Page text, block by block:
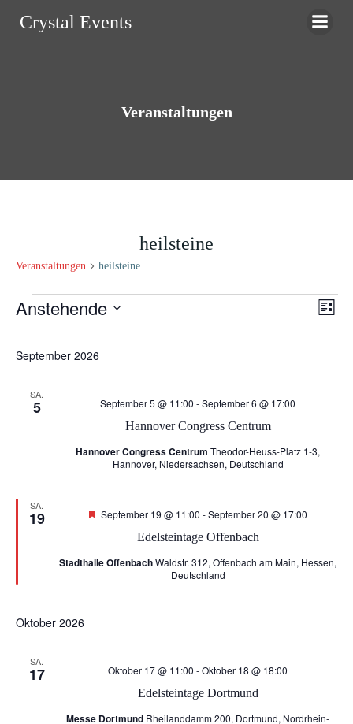
Crystal Events
Veranstaltungen
heilsteine
Veranstaltungen heilsteine
Veranstaltungen
A
n
c
e
n
V
e
a
Liste
Anstehende
wählen.
September 2026
SA.
5
Hannover Congress Centrum
September 5 @ 11:00 -September 6 @ 17:00
Hannover Congress Centrum Theodor-Heuss-Platz 1-3,
Hannover, Niedersachsen, Deutschland
SA.
19
Edelsteintage Offenbach
Hervorgehoben
September 19 @ 11:00 -September 20 @ 17:00
Stadthalle OffenbachWaldstr. 312, Offenbach am Main, Hessen,
Deutschland
Oktober 2026
SA.
17
Edelsteintage Dortmund
Oktober 17 @ 11:00 -Oktober 18 @ 18:00
Messe Dortmund Rheilanddamm 200, Dortmund, Nordrhein-